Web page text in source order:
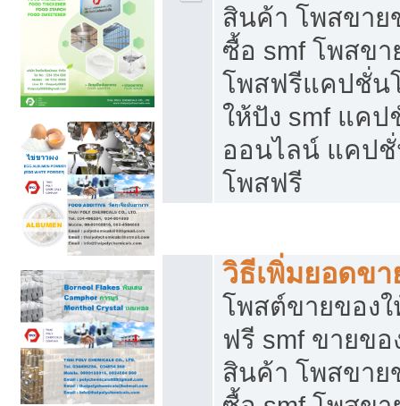
สินค้า โพสขาย
ซื้อ smf โพสข
โพสฟรีแคปชั่น
ให้ปัง smf แค
ออนไลน์ แคป
โพสฟรี
วิธีเพิ่มยอดข
โพสต์ขายของ
ฟรี smf ขายข
สินค้า โพสขาย